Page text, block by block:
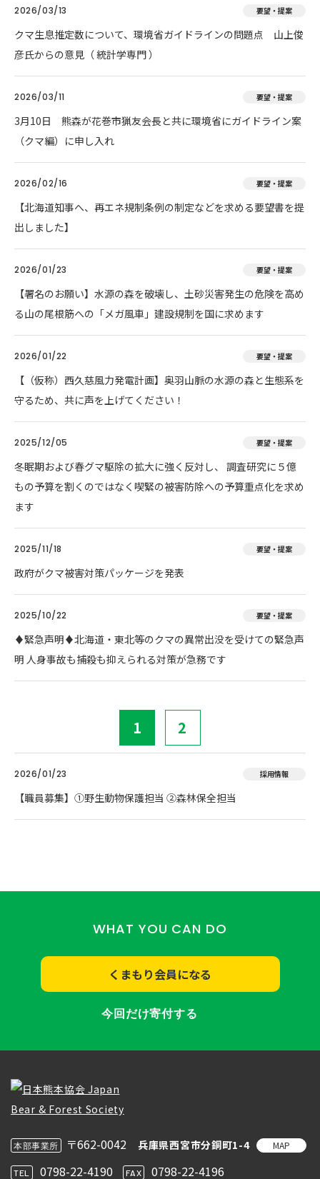
2026/03/13 要望・提案
クマ生息推定数について、環境省ガイドラインの問題点 山上俊
彦氏からの意見（ 統計学専門 ）
2026/03/11 要望・提案
3月10日 熊森が花巻市猟友会長と共に環境省にガイドライン案
（クマ編）に申し入れ
2026/02/16 要望・提案
【北海道知事へ、再エネ規制条例の制定などを求める要望書を提
出しました】
2026/01/23 要望・提案
【署名のお願い】水源の森を破壊し、土砂災害発生の危険を高め
る山の尾根筋への「メガ風車」建設規制を国に求めます
2026/01/22 要望・提案
【（仮称）西久慈風力発電計画】奥羽山脈の水源の森と生態系を
守るため、共に声を上げてください！
2025/12/05 要望・提案
冬眠期および春グマ駆除の拡大に強く反対し、 調査研究に５億
もの予算を割くのではなく喫緊の被害防除への予算重点化を求め
ます
2025/11/18 要望・提案
政府がクマ被害対策パッケージを発表
2025/10/22 要望・提案
♦️緊急声明♦️北海道・東北等のクマの異常出没を受けての緊急声
明 人身事故も捕殺も抑えられる対策が急務です
1 2
2026/01/23 採用情報
【職員募集】①野生動物保護担当 ②森林保全担当
WHAT YOU CAN DO
くまもり会員になる
今回だけ寄付する
本部事業所 〒662-0042 兵庫県西宮市分銅町1-4 MAP
TEL 0798-22-4190 FAX 0798-22-4196